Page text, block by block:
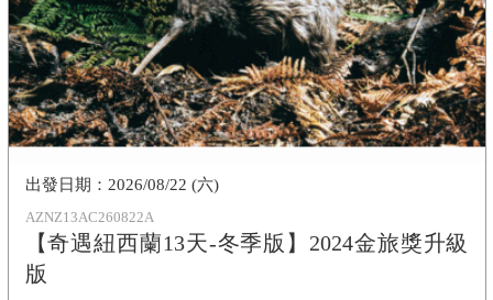
AZNZ13AC260822A
【奇遇紐西蘭13天-冬季版】2024金旅獎升級
版
2026/08/22 (六)